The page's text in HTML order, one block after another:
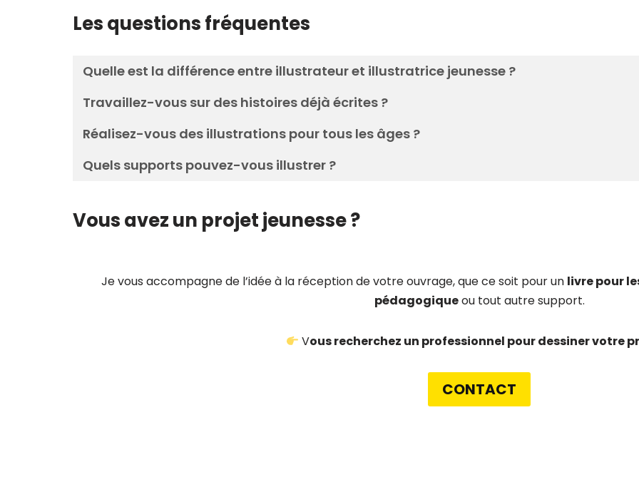
Les questions fréquentes
Quelle est la différence entre illustrateur et illustratrice jeunesse ?
Travaillez-vous sur des histoires déjà écrites ?
Réalisez-vous des illustrations pour tous les âges ?
Quels supports pouvez-vous illustrer ?
Vous avez un projet jeunesse ?
Je vous accompagne de l’idée à la réception de votre ouvrage, que ce soit pour un livre pour
pédagogiqueou tout autre support.
Vous recherchez un professionnel pour dessiner votre
CONTACT